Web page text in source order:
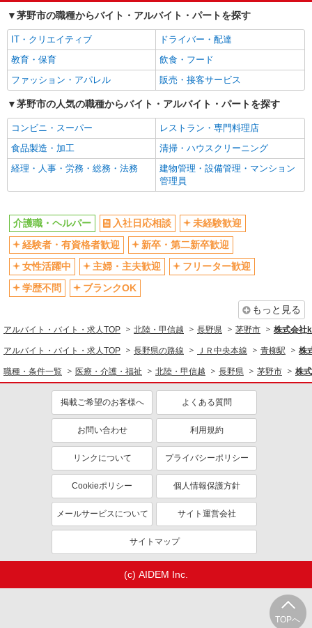
ボーナス・賞与あり
車通勤OK
交通費支給
社会保険あり
産休・育休取得実績あり
茅野市の職種からバイト・アルバイト・パートを探す
IT・クリエイティブ
ドライバー・配達
教育・保育
飲食・フード
ファッション・アパレル
販売・接客サービス
茅野市の人気の職種からバイト・アルバイト・パートを探す
コンビニ・スーパー
レストラン・専門料理店
食品製造・加工
清掃・ハウスクリーニング
経理・人事・労務・総務・法務
建物管理・設備管理・マンション
管理員
TOPへ
介護職・ヘルパー 入社日応相談
未経験歓迎
経験者・有資格者歓迎
新卒・第二新卒歓迎
女性活躍中
主婦・主夫歓迎
フリーター歓迎
学歴不問
ブランクOK
もっと見る
アルバイト・バイト・求人TOP 北陸・甲信越 長野県 茅野市 株式会社
アルバイト・バイト・求人TOP 長野県の路線 ＪＲ中央本線 青柳駅 株
職種・条件一覧 医療・介護・福祉 北陸・甲信越 長野県 茅野市 株
掲載ご希望のお客様へ よくある質問
お問い合わせ 利用規約
リンクについて プライバシーポリシー
Cookieポリシー 個人情報保護方針
メールサービスについて サイト運営会社
サイトマップ
(c) AIDEM Inc.